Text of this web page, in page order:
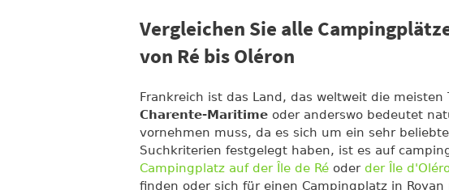
Vergleichen Sie alle
von Ré bis Oléron
Frankreich ist das Land, das weltweit die meisten
Charente-Maritime oder anderswo bedeutet
vornehmen muss, da es sich um ein sehr
Suchkriterien festgelegt haben, ist es auf
Campingplatz auf der Île de Ré oder der Île
finden oder sich für einen Campingplatz in